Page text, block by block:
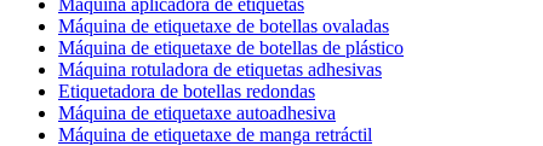
Máquina aplicadora de etiquetas
Máquina de etiquetaxe de botellas ovaladas
Máquina de etiquetaxe de botellas de plástico
Máquina rotuladora de etiquetas adhesivas
Etiquetadora de botellas redondas
Máquina de etiquetaxe autoadhesiva
Máquina de etiquetaxe de manga retráctil